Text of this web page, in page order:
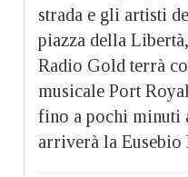
strada e gli artisti
piazza della
Radio Gold terrà
musicale Port
fino a pochi minuti
arriverà la